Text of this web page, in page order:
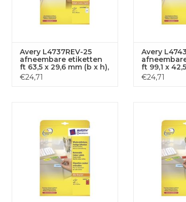
Avery L4737REV-25
afneembare etiketten
ft 63,5 x 29,6 mm (b x h),
675 etiketten, wit
€24,71
Avery
ft 99,1 x
300
€24,71
rd.
TOEVOEGEN AAN
WINKELWAGEN